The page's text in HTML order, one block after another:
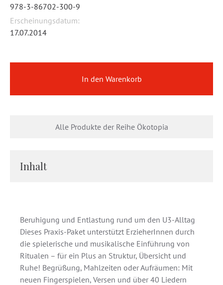
978-3-86702-300-9
Erscheinungsdatum:
17.07.2014
Alle Produkte der Reihe Ökotopia
In den Warenkorb
Inhalt
Beruhigung und Entlastung rund um den U3-Alltag
Dieses Praxis-Paket unterstützt ErzieherInnen durch
die spielerische und musikalische Einführung von
Ritualen – für ein Plus an Struktur, Übersicht und
Ruhe! Begrüßung, Mahlzeiten oder Aufräumen: Mit
neuen Fingerspielen, Versen und über 40 Liedern